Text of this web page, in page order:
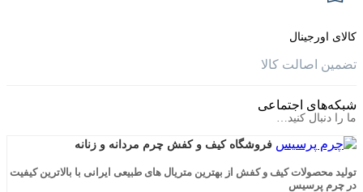
کالا
اجتماعی
کنید…
فروشگاه کیف و کفش چرم مردانه و زنانه
کیف و کفش از بهترین متریال های طبیعی ایرانی با بالاترین کیفیت